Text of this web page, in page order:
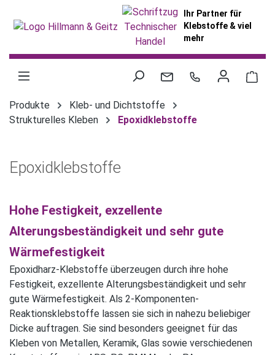
Ihr Partner für
Klebstoffe & viel
mehr
Produkte
Kleb- und Dichtstoffe
Strukturelles Kleben
Epoxidklebstoffe
Epoxidklebstoffe
Hohe Festigkeit, exzellente
Alterungsbeständigkeit und sehr gute
Wärmefestigkeit
Epoxidharz-Klebstoffe überzeugen durch ihre hohe
Festigkeit, exzellente Alterungsbeständigkeit und sehr
gute Wärmefestigkeit. Als 2-Komponenten-
Reaktionsklebstoffe lassen sie sich in nahezu beliebiger
Dicke auftragen. Sie sind besonders geeignet für das
Kleben von Metallen, Keramik, Glas sowie verschiedenen